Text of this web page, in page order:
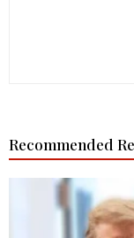
Recommended